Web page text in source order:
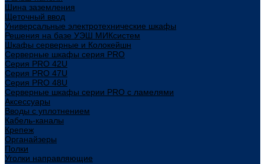
Шина заземления
Щеточный ввод
Универсальные электротехнические шкафы
Решения на базе УЭШ МИКсистем
Шкафы серверные и Колокейшн
Серверные шкафы серия PRO
Серия PRO 42U
Серия PRO 47U
Серия PRO 48U
Серверные шкафы серии PRO с ламелями
Аксессуары
Вводы с уплотнением
Кабель-каналы
Крепеж
Органайзеры
Полки
Уголки направляющие